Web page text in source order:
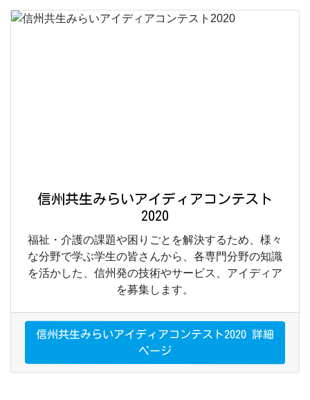
信州共生みらいアイディアコンテスト
2020
福祉・介護の課題や困りごとを解決するため、様々
な分野で学ぶ学生の皆さんから、各専門分野の知識
を活かした、信州発の技術やサービス、アイディア
を募集します。
信州共生みらいアイディアコンテスト2020 詳細
ページ